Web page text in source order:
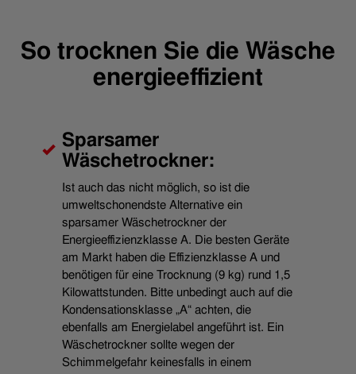
So trocknen Sie die Wäsche
energieeffizient
Sparsamer
Wäschetrockner:
Ist auch das nicht möglich, so ist die
umweltschonendste Alternative ein
sparsamer Wäschetrockner der
Energieeffizienzklasse A. Die besten Geräte
am Markt haben die Effizienzklasse A und
benötigen für eine Trocknung (9 kg) rund 1,5
Kilowattstunden. Bitte unbedingt auch auf die
Kondensationsklasse „A“ achten, die
ebenfalls am Energielabel angeführt ist. Ein
Wäschetrockner sollte wegen der
Schimmelgefahr keinesfalls in einem